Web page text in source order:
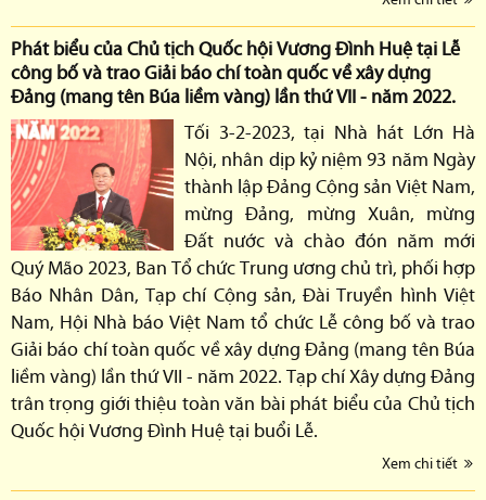
Phát biểu của Chủ tịch Quốc hội Vương Đình Huệ tại Lễ
công bố và trao Giải báo chí toàn quốc về xây dựng
Đảng (mang tên Búa liềm vàng) lần thứ VII - năm 2022.
Tối 3-2-2023, tại Nhà hát Lớn Hà
Nội, nhân dịp kỷ niệm 93 năm Ngày
thành lập Đảng Cộng sản Việt Nam,
mừng Đảng, mừng Xuân, mừng
Đất nước và chào đón năm mới
Quý Mão 2023, Ban Tổ chức Trung ương chủ trì, phối hợp
Báo Nhân Dân, Tạp chí Cộng sản, Đài Truyền hình Việt
Nam, Hội Nhà báo Việt Nam tổ chức Lễ công bố và trao
Giải báo chí toàn quốc về xây dựng Đảng (mang tên Búa
liềm vàng) lần thứ VII - năm 2022. Tạp chí Xây dựng Đảng
trân trọng giới thiệu toàn văn bài phát biểu của Chủ tịch
Quốc hội Vương Đình Huệ tại buổi Lễ.
Xem chi tiết